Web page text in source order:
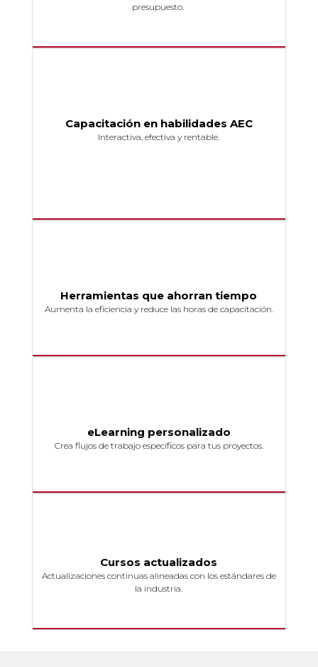
presupuesto.
Capacitación en habilidades AEC
Interactiva, efectiva y rentable.
Herramientas que ahorran tiempo
Aumenta la eficiencia y reduce las horas de capacitación.
eLearning personalizado
Crea flujos de trabajo específicos para tus proyectos.
Cursos actualizados
Actualizaciones continuas alineadas con los estándares de
la industria